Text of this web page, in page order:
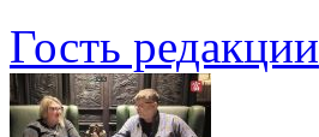
Гость редакции